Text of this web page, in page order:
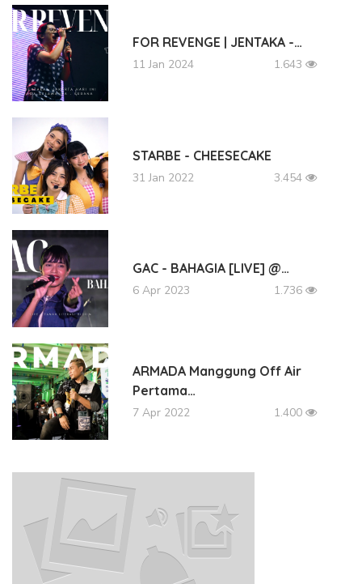
FOR REVENGE | JENTAKA -…
11 Jan 2024 1.643
STARBE - CHEESECAKE
31 Jan 2022 3.454
GAC - BAHAGIA [LIVE] @…
6 Apr 2023 1.736
ARMADA Manggung Off Air
Pertama…
7 Apr 2022 1.400